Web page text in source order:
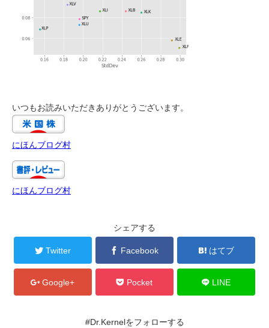
いつもお読みいただきありがとうございます。
にほんブログ村
にほんブログ村
シェアする
Twitter Facebook はてブ
Google+ Pocket LINE
#Dr.Kernelをフォローする